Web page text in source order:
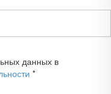
данных в
*